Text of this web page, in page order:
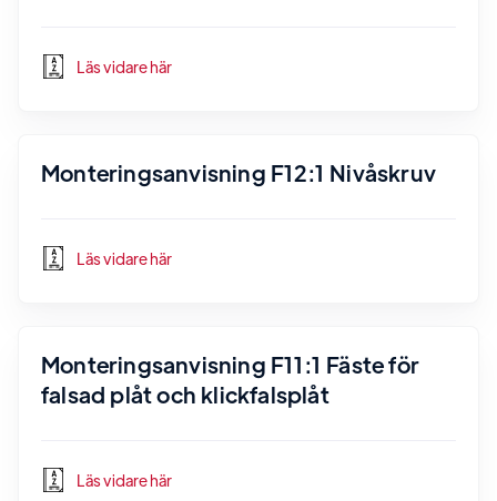
Läs vidare här
Monteringsanvisning F12:1 Nivåskruv
Läs vidare här
Monteringsanvisning F11:1 Fäste för
falsad plåt och klickfalsplåt
Läs vidare här